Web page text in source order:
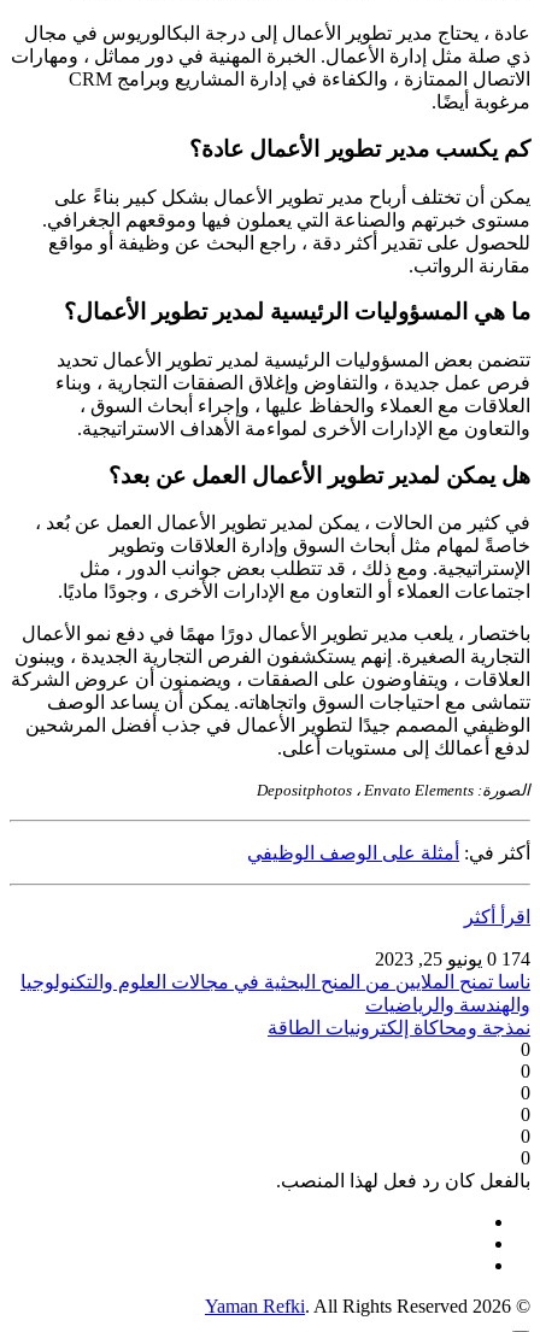
عادة ، يحتاج مدير تطوير الأعمال إلى درجة البكالوريوس في مجال
ذي صلة مثل إدارة الأعمال. الخبرة المهنية في دور مماثل ، ومهارات
الاتصال الممتازة ، والكفاءة في إدارة المشاريع وبرامج CRM
مرغوبة أيضًا.
كم يكسب مدير تطوير الأعمال عادة؟
يمكن أن تختلف أرباح مدير تطوير الأعمال بشكل كبير بناءً على
مستوى خبرتهم والصناعة التي يعملون فيها وموقعهم الجغرافي.
للحصول على تقدير أكثر دقة ، راجع البحث عن وظيفة أو مواقع
مقارنة الرواتب.
ما هي المسؤوليات الرئيسية لمدير تطوير الأعمال؟
تتضمن بعض المسؤوليات الرئيسية لمدير تطوير الأعمال تحديد
فرص عمل جديدة ، والتفاوض وإغلاق الصفقات التجارية ، وبناء
العلاقات مع العملاء والحفاظ عليها ، وإجراء أبحاث السوق ،
والتعاون مع الإدارات الأخرى لمواءمة الأهداف الاستراتيجية.
هل يمكن لمدير تطوير الأعمال العمل عن بعد؟
في كثير من الحالات ، يمكن لمدير تطوير الأعمال العمل عن بُعد ،
خاصةً لمهام مثل أبحاث السوق وإدارة العلاقات وتطوير
الإستراتيجية. ومع ذلك ، قد تتطلب بعض جوانب الدور ، مثل
اجتماعات العملاء أو التعاون مع الإدارات الأخرى ، وجودًا ماديًا.
باختصار ، يلعب مدير تطوير الأعمال دورًا مهمًا في دفع نمو الأعمال
التجارية الصغيرة. إنهم يستكشفون الفرص التجارية الجديدة ، ويبنون
العلاقات ، ويتفاوضون على الصفقات ، ويضمنون أن عروض الشركة
تتماشى مع احتياجات السوق واتجاهاته. يمكن أن يساعد الوصف
الوظيفي المصمم جيدًا لتطوير الأعمال في جذب أفضل المرشحين
لدفع أعمالك إلى مستويات أعلى.
الصورة: Depositphotos ، Envato Elements
أكثر في: أمثلة على الوصف الوظيفي
اقرأ أكثر
174
0 يونيو 25, 2023
ناسا تمنح الملايين من المنح البحثية في مجالات العلوم والتكنولوجيا
والهندسة والرياضيات
نمذجة ومحاكاة إلكترونيات الطاقة
0
0
0
0
0
0
بالفعل كان رد فعل لهذا المنصب.
© 2026
Yaman Refki. All Rights Reserved